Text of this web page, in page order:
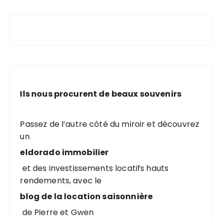
Ils nous procurent de beaux souvenirs
Passez de l’autre côté du miroir et découvrez
un
eldorado immobilier
et des investissements locatifs hauts
rendements, avec le
blog de la location saisonnière
de Pierre et Gwen